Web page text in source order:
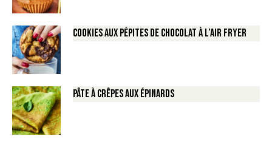
Cookies aux pépites de Chocolat à l’air fryer
Pâte à crêpes aux épinards